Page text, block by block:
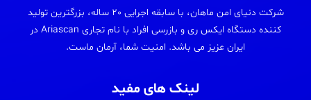
شرکت دنیای امن ماهان، با سابقه اجرایی 20 ساله، بزرگترین تولید
کننده دستگاه ایکس ری و بازرسی افراد با نام تجاری Ariascan در
ایران عزیز می باشد. امنیت شما، آرمان ماست.
لینک های مفید